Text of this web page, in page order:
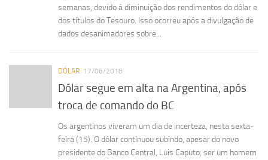
semanas, devido à diminuição dos rendimentos do dólar e
dos títulos do Tesouro. Isso ocorreu após a divulgação de
dados desanimadores sobre...
DÓLAR 17/06/2018
Dólar segue em alta na Argentina, após
troca de comando do BC
Os argentinos viveram um dia de incerteza, nesta sexta-
feira (15). O dólar continuou subindo, apesar do novo
presidente do Banco Central, Luis Caputo, ser um homem